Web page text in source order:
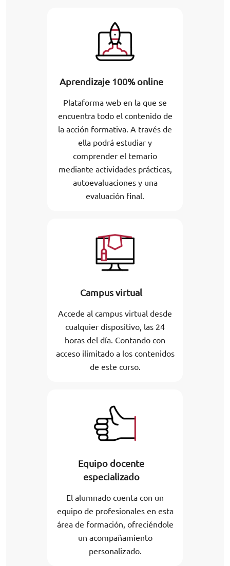
Aprendizaje 100% online
Plataforma web en la que se
encuentra todo el contenido de
la acción formativa. A través de
ella podrá estudiar y
comprender el temario
mediante actividades prácticas,
autoevaluaciones y una
evaluación final.
Campus virtual
Accede al campus virtual desde
cualquier dispositivo, las 24
horas del día. Contando con
acceso ilimitado a los contenidos
de este curso.
Equipo docente
especializado
El alumnado cuenta con un
equipo de profesionales en esta
área de formación, ofreciéndole
un acompañamiento
personalizado.